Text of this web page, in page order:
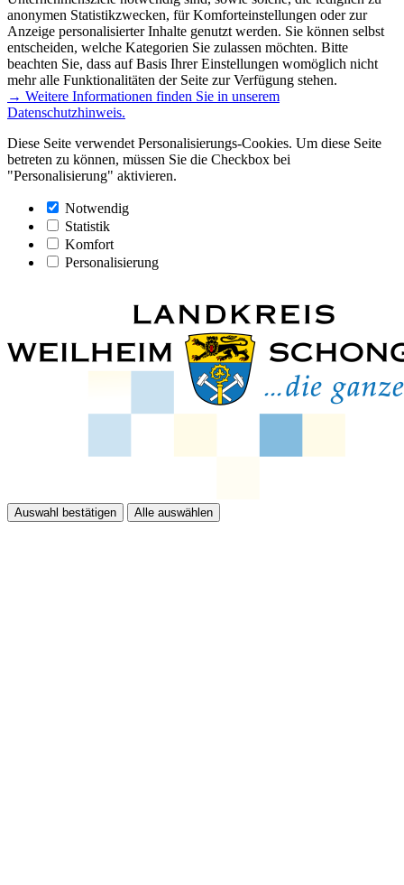
anonymen Statistikzwecken, für Komforteinstellungen oder zur
Anzeige personalisierter Inhalte genutzt werden. Sie können selbst
entscheiden, welche Kategorien Sie zulassen möchten. Bitte
beachten Sie, dass auf Basis Ihrer Einstellungen womöglich nicht
mehr alle Funktionalitäten der Seite zur Verfügung stehen.
→ Weitere Informationen finden Sie in unserem
Datenschutzhinweis.
Diese Seite verwendet Personalisierungs-Cookies. Um diese Seite
betreten zu können, müssen Sie die Checkbox bei
"Personalisierung" aktivieren.
Notwendig
Statistik
Komfort
Personalisierung
Auswahl bestätigen Alle auswählen